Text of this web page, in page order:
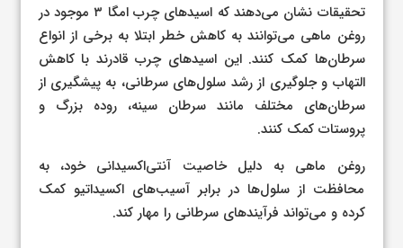
تحقیقات نشان می‌دهند که اسیدهای چرب امگا ۳ موجود در
روغن ماهی می‌توانند به کاهش خطر ابتلا به برخی از انواع
سرطان‌ها کمک کنند. این اسیدهای چرب قادرند با کاهش
التهاب و جلوگیری از رشد سلول‌های سرطانی، به پیشگیری از
سرطان‌های مختلف مانند سرطان سینه، روده بزرگ و
پروستات کمک کنند.
روغن ماهی به دلیل خاصیت آنتی‌اکسیدانی خود، به
محافظت از سلول‌ها در برابر آسیب‌های اکسیداتیو کمک
کرده و می‌تواند فرآیندهای سرطانی را مهار کند.